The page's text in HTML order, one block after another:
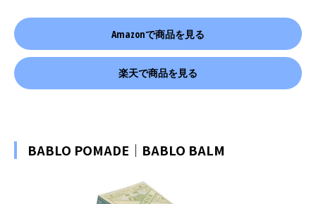
Amazonで商品を見る
楽天で商品を見る
BABLO POMADE｜BABLO BALM